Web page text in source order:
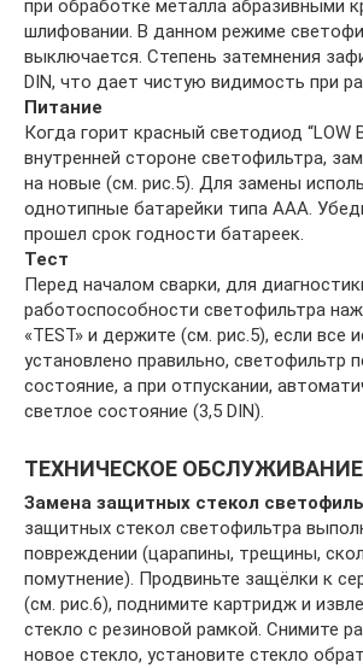
при обработке металла абразивными
шлифовании. В данном режиме
выключается. Степень затемнения
DIN, что дает чистую видимость при
Питание
Когда горит красный светодиод “LOW
внутренней стороне светофильтра,
на новые (см. рис.5). Для замены
однотипные батарейки типа ААА.
прошел срок годности батареек.
Тест
Перед началом сварки, для
работоспособности светофильтра
«TEST» и держите (см. рис.5), если все
установлено правильно, светофильтр
состояние, а при отпускании,
светлое состояние (3,5 DIN).
ТЕХНИЧЕСКОЕ ОБСЛУЖИВАНИЕ
Замена защитных стекол
защитных стекол светофильтра
повреждении (царапины, трещины,
помутнение). Продвиньте защёлки к
(см. рис.6), поднимите картридж и
стекло с резиновой рамкой. Снимите
новое стекло, установите стекло